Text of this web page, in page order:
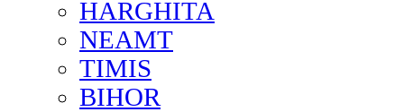
HARGHITA
NEAMT
TIMIS
BIHOR